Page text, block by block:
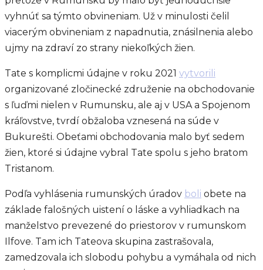
vyhnúť sa týmto obvineniam. Už v minulosti čelil
viacerým obvineniam z napadnutia, znásilnenia alebo
ujmy na zdraví zo strany niekoľkých žien.
Tate s komplicmi údajne v roku 2021 vytvorili
organizované zločinecké združenie na obchodovanie
s ľuďmi nielen v Rumunsku, ale aj v USA a Spojenom
kráľovstve, tvrdí obžaloba vznesená na súde v
Bukurešti. Obeťami obchodovania malo byť sedem
žien, ktoré si údajne vybral Tate spolu s jeho bratom
Tristanom.
Podľa vyhlásenia rumunských úradov boli obete na
základe falošných uistení o láske a vyhliadkach na
manželstvo prevezené do priestorov v rumunskom
Ilfove. Tam ich Tateova skupina zastrašovala,
zamedzovala ich slobodu pohybu a vymáhala od nich